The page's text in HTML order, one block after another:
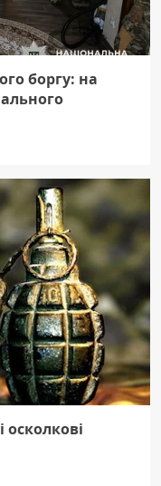
боргу: на